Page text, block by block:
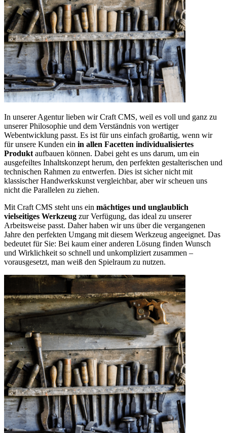
In unserer Agentur lieben wir Craft CMS, weil es voll und ganz zu
unserer Philosophie und dem Verständnis von wertiger
Webentwicklung passt. Es ist für uns einfach großartig, wenn wir
für unsere Kunden ein in allen Facetten individualisiertes
Produkt aufbauen können. Dabei geht es uns darum, um ein
ausgefeiltes Inhaltskonzept herum, den perfekten gestalterischen und
technischen Rahmen zu entwerfen. Dies ist sicher nicht mit
klassischer Handwerkskunst vergleichbar, aber wir scheuen uns
nicht die Parallelen zu ziehen.
Mit Craft CMS steht uns ein mächtiges und unglaublich
vielseitiges Werkzeug zur Verfügung, das ideal zu unserer
Arbeitsweise passt. Daher haben wir uns über die vergangenen
Jahre den perfekten Umgang mit diesem Werkzeug angeeignet. Das
bedeutet für Sie: Bei kaum einer anderen Lösung finden Wunsch
und Wirklichkeit so schnell und unkompliziert zusammen –
vorausgesetzt, man weiß den Spielraum zu nutzen.